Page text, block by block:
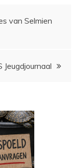
van Selmien